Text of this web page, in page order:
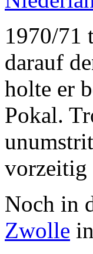
1970/71
darauf
holte er
Pokal.
vorzeitig
Noch in
Zwolle